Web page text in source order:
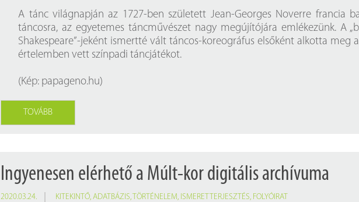
A tánc világnapján az 1727-ben született Jean-Georges Noverre francia
táncosra, az egyetemes táncművészet nagy megújítójára emlékezünk. A
Shakespeare”-jeként ismertté vált táncos-koreográfus elsőként alkotta meg
értelemben vett színpadi táncjátékot.
(Kép: papageno.hu)
TOVÁBB
Ingyenesen elérhető a Múlt-kor digitális archívuma
2020.03.24. KITEKINTŐ,ADATBÁZIS, TÖRTÉNELEM, ISMERETTERJESZTÉS, FOLYÓIRAT